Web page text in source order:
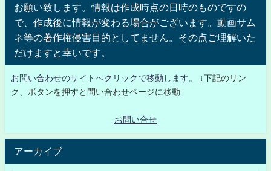
お願い致します。情報は作成時点の日時のものですの
で、作成後に情報が変わる場合がございます。動画サム
ネ等の著作権侵害目的としてません。その点ご理解いた
だけますと幸いです。
お問い合わせのサイトへクリックで移動します。
↓下記のリン
ク、ボタンを押すと問い合わせページに移動
お問い合せ
アーカイブ